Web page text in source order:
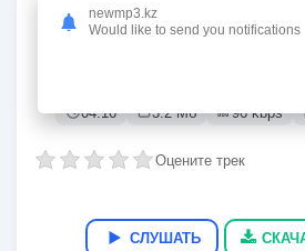
04:16 3.2 Мб 96 kbps
Оцените трек
СЛУШАТЬ
newmp3.kz
Would like to send you notifications